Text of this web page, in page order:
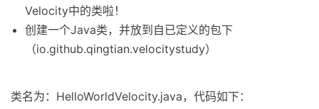
Velocity中的类啦！
创建一个Java类，并放到自已定义的包下
（io.github.qingtian.velocitystudy）
类名为：HelloWorldVelocity.java，代码如下：